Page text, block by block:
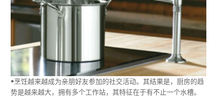
•烹饪越来越成为亲朋好友参加的社交活动。其结果是，厨房的趋
势是越来越大，拥有多个工作站，其特征在于有不止一个水槽。